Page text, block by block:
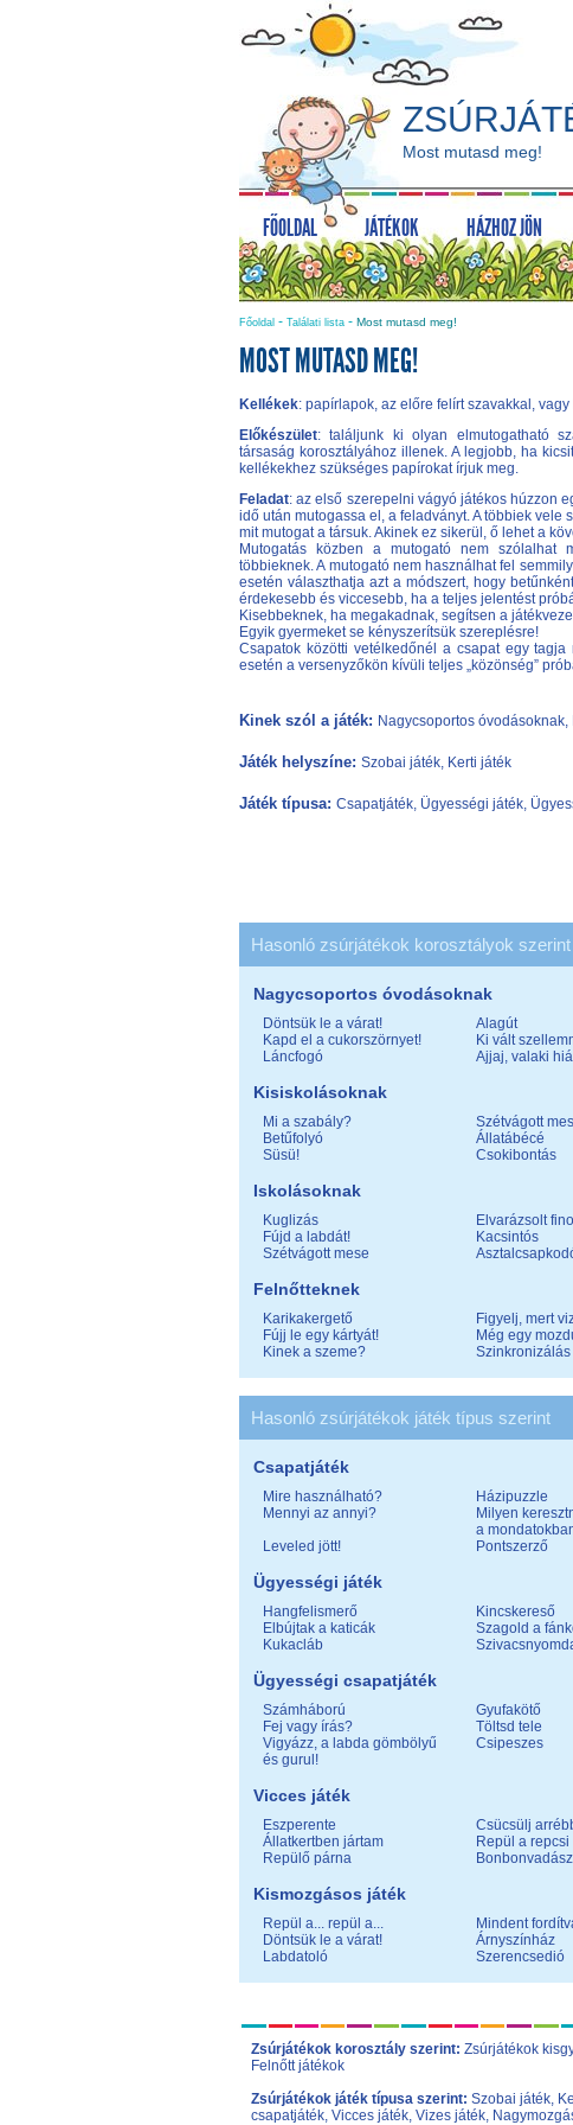
Most mutasd meg!
FŐOLDAL JÁTÉKOK HÁZHOZ JÖN
Főoldal - Találati lista - Most mutasd meg!
MOST MUTASD MEG!
Kellékek: papírlapok, az előre felírt szavakkal,
Előkészület: találjunk ki olyan elmutogatható
társaság korosztályához illenek. A legjobb, ha
kellékekhez szükséges papírokat írjuk meg.
Feladat: az első szerepelni vágyó játékos húzzon
idő után mutogassa el, a feladványt. A többiek
mit mutogat a társuk. Akinek ez sikerül, ő lehet a
Mutogatás közben a mutogató nem szólalhat
többieknek. A mutogató nem használhat fel
esetén választhatja azt a módszert, hogy
érdekesebb és viccesebb, ha a teljes jelentést
Kisebbeknek, ha megakadnak, segítsen a
Egyik gyermeket se kényszerítsük szereplésre!
Csapatok közötti vetélkedőnél a csapat egy
esetén a versenyzőkön kívüli teljes „közönség”
Kinek szól a játék: Nagycsoportos
Játék helyszíne: Szobai játék, Kerti játék
Játék típusa: Csapatjáték, Ügyességi játék,
Hasonló zsúrjátékok korosztályok szerint
Nagycsoportos óvodásoknak
Döntsük le a várat! Alagút
Kapd el a cukorszörnyet!
Ki vált
Láncfogó
Ajjaj, valaki
Kisiskolásoknak
Mi a szabály? Szétvágott
Betűfolyó
Állatábécé
Süsü!
Csokibontás
Iskolásoknak
Kuglizás Elvarázsolt
Fújd a labdát!
Kacsintós
Szétvágott mese
Felnőtteknek
Karikakergető Figyelj, mert
Fújj le egy kártyát!
Még egy
Kinek a szeme?
Szinkronizálás
Hasonló zsúrjátékok játék típus szerint
Csapatjáték
Mire használható? Házipuzzle
Mennyi az annyi?
Milyen
a
Leveled jött!
Pontszerző
Ügyességi játék
Hangfelismerő Kincskereső
Elbújtak a katicák
Szagold a
Kukacláb
Ügyességi csapatjáték
Számháború Gyufakötő
Fej vagy írás?
Töltsd tele
Vigyázz, a labda gömbölyű
és gurul!
Csipeszes
Vicces játék
Eszperente Csücsülj
Állatkertben jártam
Repül a repcsi
Repülő párna
Kismozgásos játék
Repül a... repül a... Mindent
Döntsük le a várat!
Árnyszínház
Labdatoló
Szerencsedió
Zsúrjátékok korosztály szerint: Zsúrjátékok
Felnőtt játékok
Zsúrjátékok játék típusa szerint: Szobai játék,
csapatjáték, Vicces játék, Vizes játék,